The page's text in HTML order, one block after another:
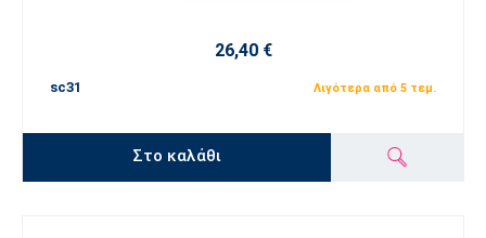
26,40 €
sc31 Λιγότερα από 5 τεμ.
Στο καλάθι